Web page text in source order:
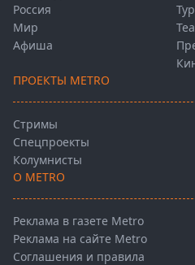
Россия
Мир
Афиша
ПРОЕКТЫ METRO
Стримы
Спецпроекты
Колумнисты
О METRO
Реклама в газете Metro
Реклама на сайте Metro
Соглашения и правила